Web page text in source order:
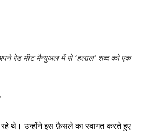
रेड मीट मैन्युअल में से ‘हलाल’ शब्द को एक
थे। उन्होंने इस फ़ैसले का स्वागत करते हुए